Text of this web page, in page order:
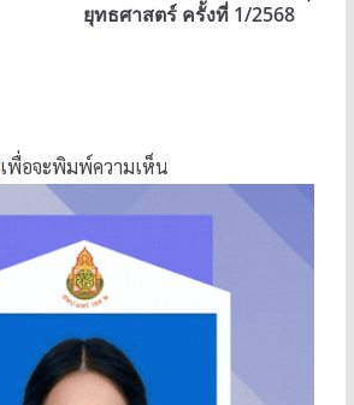
ยุทธศาสตร์ ครั้งที่ 1/2568
เพื่อจะพิมพ์ความเห็น